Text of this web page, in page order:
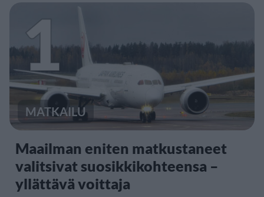
1
MATKAILU
Maailman eniten matkustaneet
valitsivat suosikkikohteensa –
yllättävä voittaja